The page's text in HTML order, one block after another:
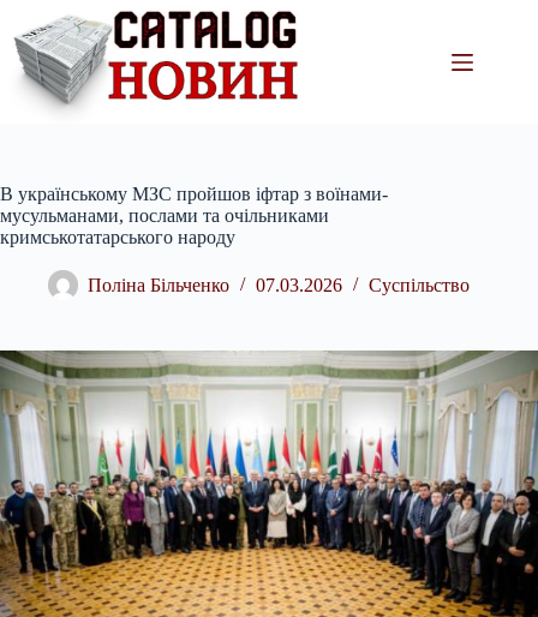
вмісту
В українському МЗС пройшов іфтар з воїнами-
мусульманами, послами та очільниками
кримськотатарського народу
Поліна Більченко 07.03.2026 Суспільство